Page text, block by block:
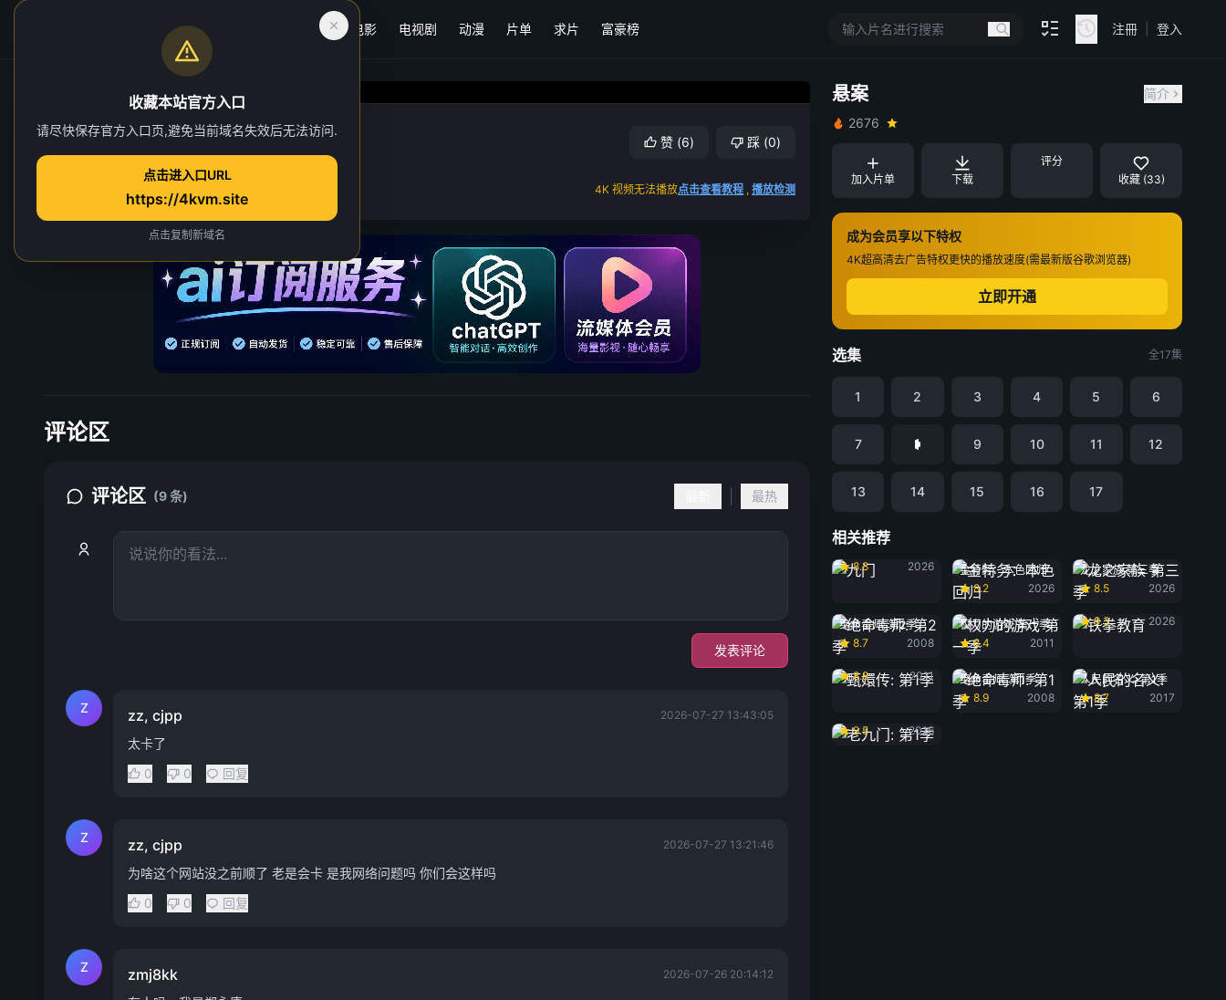
首页 电影 电视剧 动漫 片单 求片 富豪榜 注冊 登入
悬案
第 8 集
赞 (6) 踩 (0)
4K 视频无法播放点击查看教程 , 播放检测
悬案
简介
2676
加入片单 下载
评分
收藏 (33)
成为会员享以下特权
4K超高清去广告特权更快的播放速度(需最新版谷歌浏览器)
立即开通
选集 全17集
1 2 3 4 5 6
7 9 10 11 12
13 14 15 16 17
相关推荐
九门
8.8
2026
金特务：本色回归
8.2
2026
龙之家族 第三季
8.5
2026
绝命毒师: 第2季
8.7
2008
权力的游戏 第一季
8.4
2011
铁拳教育
9.3
2026
甄嬛传: 第1季
8.8
2011
绝命毒师: 第1季
8.9
2008
人民的名义: 第1季
8.7
2017
9.5
2016
评论区
评论区 (9 条) 最热
发表评论
Z zz, cjpp 2026-07-27 13:43:05
太卡了
0
0 回复
Z zz, cjpp 2026-07-27 13:21:46
为啥这个网站没之前顺了 老是会卡 是我网络问题吗 你们会这样吗
0
0 回复
Z zmj8kk 2026-07-26 20:14:12
收藏本站官方入口
请尽快保存官方入口页,避免当前域名失效后无法访问.
点击进入口URL
https://4kvm.site
点击复制新域名